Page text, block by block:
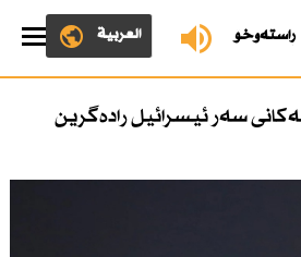
ڕاستەوخۆ العربية
سەر ئیسرائیل رادەگرین